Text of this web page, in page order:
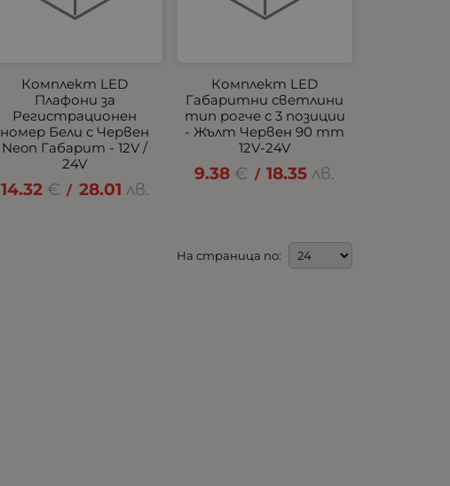
Комплект LED
Плафони за
Регистрационен
номер Бели с Червен
Neon Габарит - 12V /
24V
14.32 € / 28.01 лв.
Комплект LED
Габаритни светлини
тип рогче с 3 позиции
- Жълт Червен 90 mm
12V-24V
9.38 € / 18.35 лв.
На страница по: